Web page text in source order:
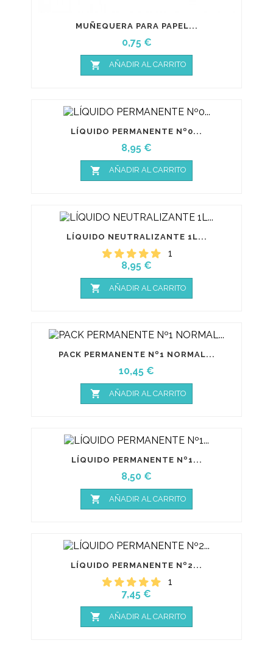
MUÑEQUERA PARA PAPEL...
Precio
0,75 €
 AÑADIR AL CARRITO
LÍQUIDO PERMANENTE Nº0...
Precio
8,95 €
 AÑADIR AL CARRITO
LÍQUIDO NEUTRALIZANTE 1L...
1
Precio
8,95 €
 AÑADIR AL CARRITO
PACK PERMANENTE Nº1 NORMAL...
Precio
10,45 €
 AÑADIR AL CARRITO
LÍQUIDO PERMANENTE Nº1...
Precio
8,50 €
 AÑADIR AL CARRITO
LÍQUIDO PERMANENTE Nº2...
1
Precio
7,45 €
 AÑADIR AL CARRITO